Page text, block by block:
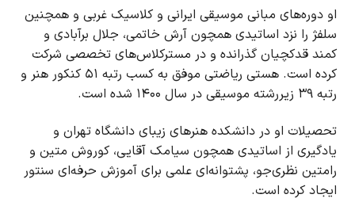
او دوره‌های مبانی موسیقی ایرانی و کلاسیک غربی و همچنین
سلفژ را نزد اساتیدی همچون آرش خاتمی، جلال برآبادی و
کمند قدکچیان گذرانده و در مسترکلاس‌های تخصصی شرکت
کرده است. هستی ریاضتی موفق به کسب رتبه ۵۱ کنکور هنر و
رتبه ۳۹ زیررشته موسیقی در سال ۱۴۰۰ شده است.
تحصیلات او در دانشکده هنرهای زیبای دانشگاه تهران و
یادگیری از اساتیدی همچون سیامک آقایی، کوروش متین و
رامتین نظری‌جو، پشتوانه‌ای علمی برای آموزش حرفه‌ای سنتور
ایجاد کرده است.